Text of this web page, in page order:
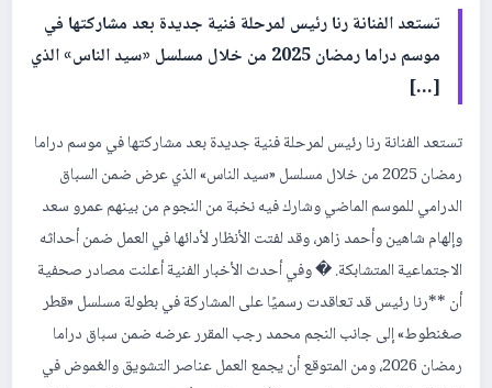
تستعد الفنانة رنا رئيس لمرحلة فنية جديدة بعد مشاركتها في
موسم دراما رمضان 2025 من خلال مسلسل «سيد الناس» الذي
[…]
تستعد الفنانة رنا رئيس لمرحلة فنية جديدة بعد مشاركتها في موسم دراما
رمضان 2025 من خلال مسلسل «سيد الناس» الذي عرض ضمن السباق
الدرامي للموسم الماضي وشارك فيه نخبة من النجوم من بينهم عمرو سعد
وإلهام شاهين وأحمد زاهر، وقد لفتت الأنظار لأدائها في العمل ضمن أحداثه
الاجتماعية المتشابكة. � وفي أحدث الأخبار الفنية أعلنت مصادر صحفية
أن **رنا رئيس قد تعاقدت رسميًا على المشاركة في بطولة مسلسل «قطر
صغنطوط» إلى جانب النجم محمد رجب المقرر عرضه ضمن سباق دراما
رمضان 2026، ومن المتوقع أن يجمع العمل عناصر التشويق والغموض في